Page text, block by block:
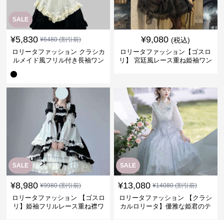
SALE
¥5,830 ¥6480(割引前)
ロリータファッション クラシカ
ルメイド風フリル付き長袖ワン
¥9,080 (税込)
ロリータファッション【ゴスロ
リ】 宮廷風レース重ね姫袖ワン
SALE
¥8,980 ¥9980(割引前)
ロリータファッション 【ゴスロ
リ】姫袖フリルレース重ね襟ワ
SALE
¥13,080 ¥14080(割引前)
ロリータファッション 【クラシ
カルロリータ】優雅な姫君のテ